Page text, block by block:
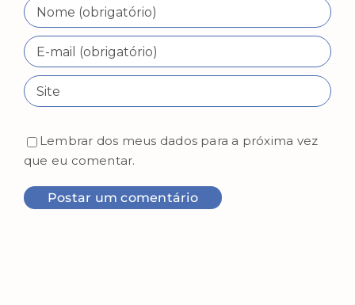
Lembrar dos meus dados para a próxima vez
que eu comentar.